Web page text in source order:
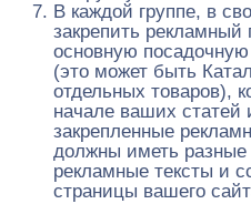
В каждой группе, в
закрепить рекламный
основную
(это может быть
отдельных товаров),
начале ваших статей
закрепленные
должны иметь разные
рекламные тексты и
страницы вашего